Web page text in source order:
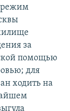
режим
за
помощью
для
ходить на